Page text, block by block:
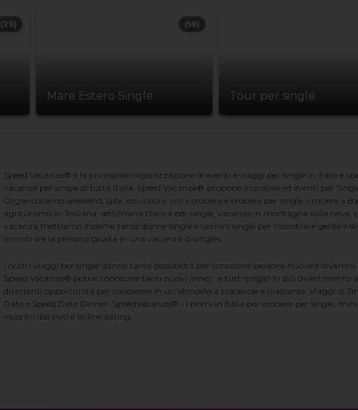
(29)
Mare Estero Single
(58)
Tour per single
Speed Vacanze® è la principale organizzazione di eventi e viaggi per single in Italia e
vacanze per single di tutta Italia. Speed Vacanze® propone iniziative ed eventi per
Organizziamo weekend, gite, escursioni, mini crociere e crociere per single, crociere a
agriturismo in Toscana, settimana bianca per single, vacanze in montagna sulla neve,
vacanza mettiamo insieme tante donne single e uomini single per incontrare gente e
incontrare la persona giusta in una vacanza di singles.
I nostri viaggi per single danno tante possibilità per conoscere persone nuove e
Speed Vacanze® potrai conoscere tanti nuovi amici...e tutti single! In più divertimento
divertenti opportunità per conoscere in un'atmosfera piacevole e rilassante. Viaggi di
Date e Speed Date Dinner. SpeedVacanze® - i primi in Italia per crociere per single, mini
incontri dal vivo e online dating.